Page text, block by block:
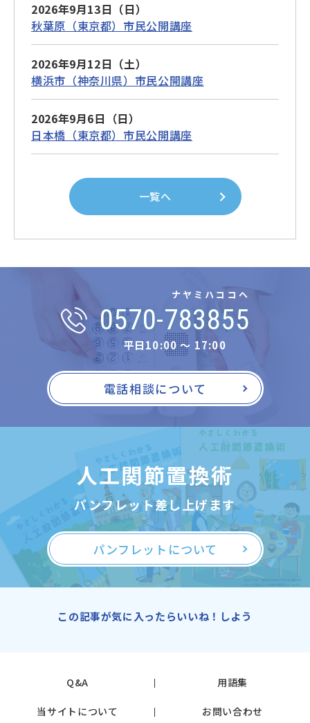
2026年9月13日（日）
秋葉原（東京都）市民公開講座
2026年9月12日（土）
横浜市（神奈川県）市民公開講座
2026年9月6日（日）
日本橋（東京都）市民公開講座
一覧へ
ナヤミハココヘ
0570-783855
平日10:00 〜 17:00
電話相談について
人工関節置換術
パンフレット差し上げます
パンフレットについて
この記事が気に入ったらいいね！しよう
Q&A 用語集
当サイトについて お問い合わせ